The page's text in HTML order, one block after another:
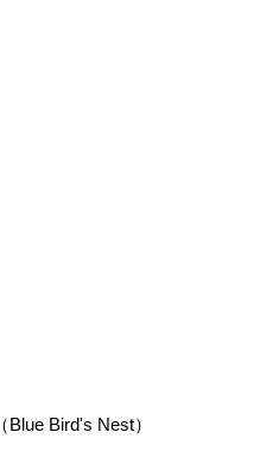
Bird's Nest）